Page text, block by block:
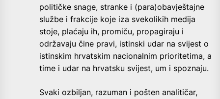
političke snage, stranke i (para)obavještajne
službe i frakcije koje iza svekolikih medija
stoje, plaćaju ih, promiču, propagiraju i
održavaju čine pravi, istinski udar na svijest o
istinskim hrvatskim nacionalnim prioritetima, a
time i udar na hrvatsku svijest, um i spoznaju.
Svaki ozbiljan, razuman i pošten analitičar,